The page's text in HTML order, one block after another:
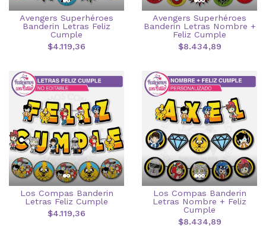
Avengers Superhéroes
Banderin Letras Feliz
Cumple
$4.119,36
Avengers Superhéroes
Banderin Letras Nombre +
Feliz Cumple
$8.434,89
Los Compas Banderin
Letras Feliz Cumple
$4.119,36
Los Compas Banderin
Letras Nombre + Feliz
Cumple
$8.434,89